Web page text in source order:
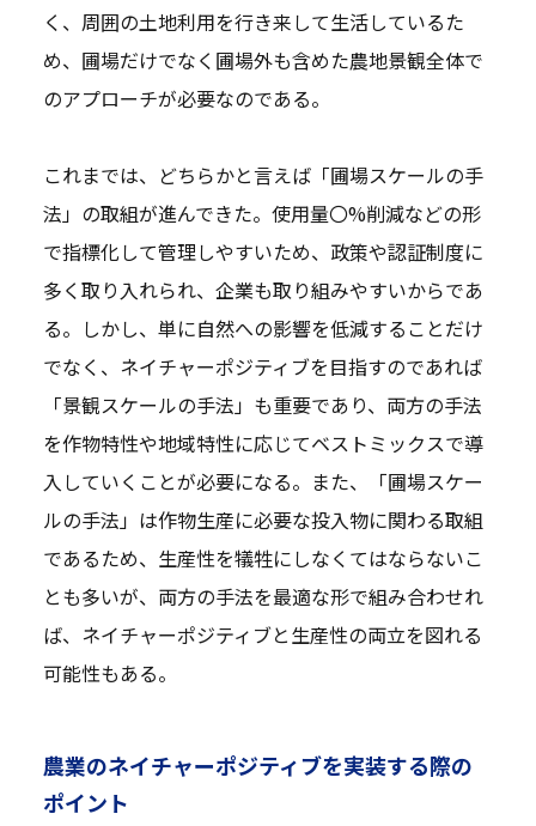
く、周囲の土地利用を行き来して生活しているた
め、圃場だけでなく圃場外も含めた農地景観全体で
のアプローチが必要なのである。
これまでは、どちらかと言えば「圃場スケールの手
法」の取組が進んできた。使用量〇%削減などの形
で指標化して管理しやすいため、政策や認証制度に
多く取り入れられ、企業も取り組みやすいからであ
る。しかし、単に自然への影響を低減することだけ
でなく、ネイチャーポジティブを目指すのであれば
「景観スケールの手法」も重要であり、両方の手法
を作物特性や地域特性に応じてベストミックスで導
入していくことが必要になる。また、「圃場スケー
ルの手法」は作物生産に必要な投入物に関わる取組
であるため、生産性を犠牲にしなくてはならないこ
とも多いが、両方の手法を最適な形で組み合わせれ
ば、ネイチャーポジティブと生産性の両立を図れる
可能性もある。
農業のネイチャーポジティブを実装する際の
ポイント